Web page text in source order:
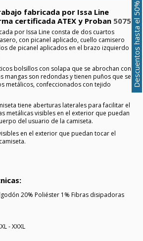
fabricada por Issa Line
certificada ATEX y Proban 5075
por Issa Line consta de dos cuartos
con picanel aplicado, cuello camisero
de picanel aplicados en el brazo izquierdo
bolsillos con solapa que se abrochan con
mangas son redondas y tienen puños que se
metálicos, confeccionados con tejido
tiene aberturas laterales para facilitar el
metálicas visibles en el exterior que puedan
del usuario de la camiseta.
en el exterior que puedan tocar el
20% Poliéster 1% Fibras disipadoras
- XXXL
Descuentos hasta el 50%